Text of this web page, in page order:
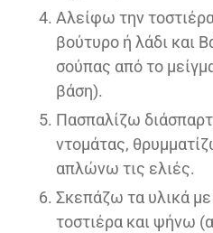
Αλείφω την
βούτυρο ή λάδι και
σούπας από το
βάση).
Πασπαλίζω
ντομάτας,
απλώνω τις ελιές.
Σκεπάζω τα υλικά
τοστιέρα και ψήνω